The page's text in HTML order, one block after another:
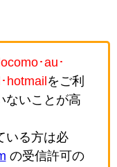
･au･
hotmail をご利
ないことが高
いる方は必
の受信許可の